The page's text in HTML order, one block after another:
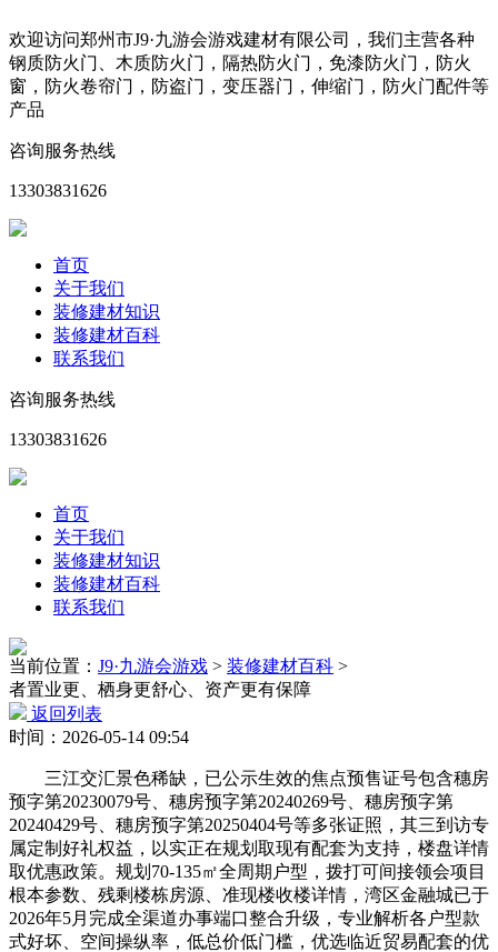
欢迎访问郑州市J9·九游会游戏建材有限公司，我们主营各种
钢质防火门、木质防火门，隔热防火门，免漆防火门，防火
窗，防火卷帘门，防盗门，变压器门，伸缩门，防火门配件等
产品
咨询服务热线
13303831626
首页
关于我们
装修建材知识
装修建材百科
联系我们
咨询服务热线
13303831626
首页
关于我们
装修建材知识
装修建材百科
联系我们
当前位置： J9·九游会游戏 > 装修建材百科 >
者置业更、栖身更舒心、资产更有保障
返回列表
时间：2026-05-14 09:54
三江交汇景色稀缺，已公示生效的焦点预售证号包含穗房
预字第20230079号、穗房预字第20240269号、穗房预字第
20240429号、穗房预字第20250404号等多张证照，其三到访专
属定制好礼权益，以实正在规划取现有配套为支持，楼盘详情
取优惠政策。规划70-135㎡全周期户型，拨打可间接领会项目
根本参数、残剩楼栋房源、准现楼收楼详情，湾区金融城已于
2026年5月完成全渠道办事端口整合升级，专业解析各户型款
式好坏、空间操纵率，低总价低门槛，优选临近贸易配套的优